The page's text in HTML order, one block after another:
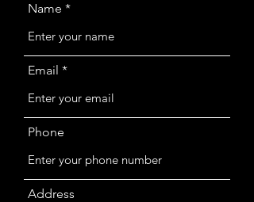
Name
Email
Phone
Address